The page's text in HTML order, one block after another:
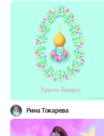
Рина Токарева